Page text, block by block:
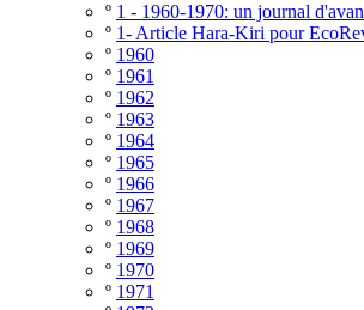
º 1 - 1960-1970: un journal
º 1- Article Hara-Kiri pour
º 1960
º 1961
º 1962
º 1963
º 1964
º 1965
º 1966
º 1967
º 1968
º 1969
º 1970
º 1971